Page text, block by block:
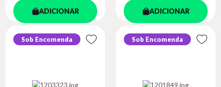
ADICIONAR ADICIONAR
Sob Encomenda Sob Encomenda